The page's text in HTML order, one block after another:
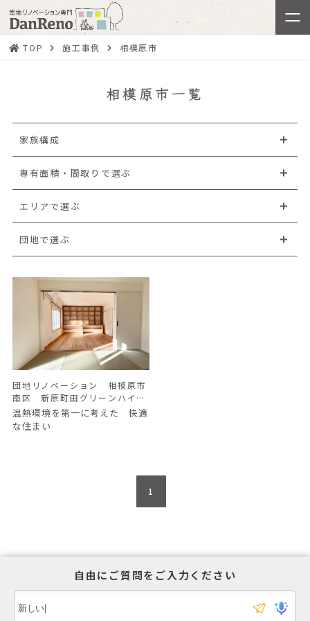
TOP 施工事例 相模原市
相模原市一覧
家族構成
専有面積・間取りで選ぶ
エリアで選ぶ
団地で選ぶ
団地リノベーション 相模原市
南区 新原町田グリーンハイ
ツ K様邸
温熱環境を第一に考えた 快適
な住まい
1
自由にご質問をご入力ください